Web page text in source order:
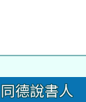
同德說書人